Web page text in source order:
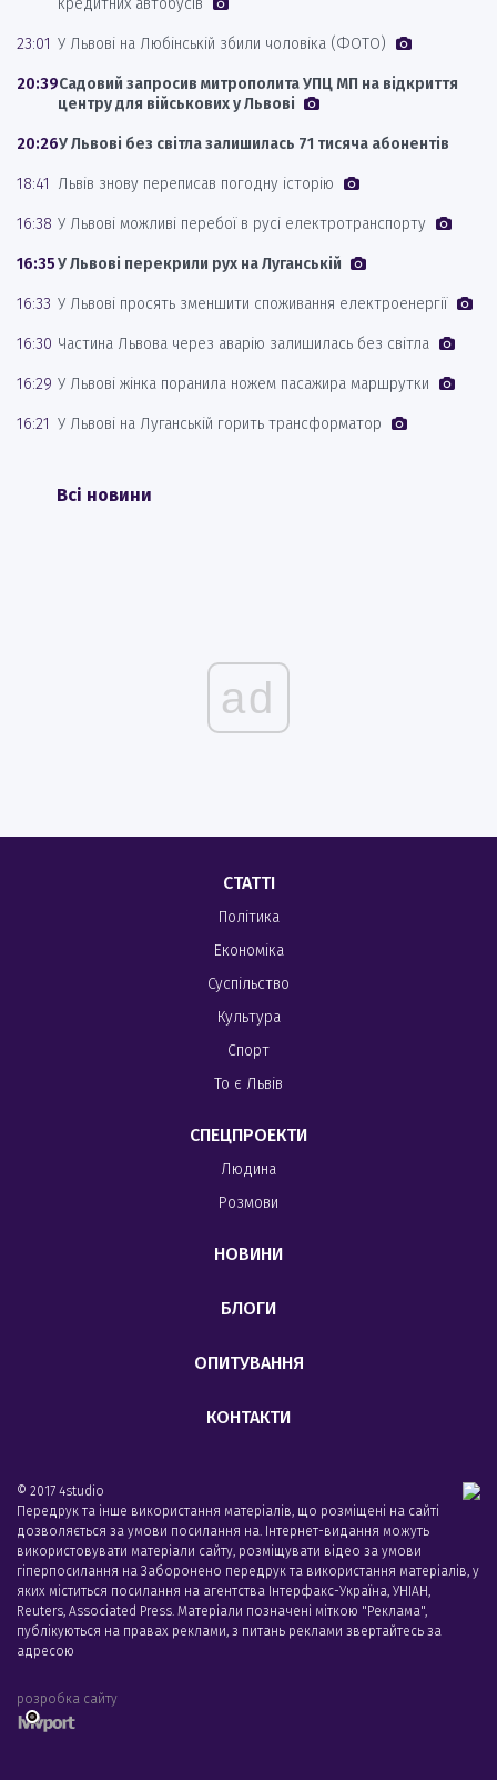
кредитних автобусів
23:01 У Львові на Любінській збили чоловіка (ФОТО)
20:39Садовий запросив митрополита УПЦ МП на відкриття
центру для військових у Львові
20:26У Львові без світла залишилась 71 тисяча абонентів
18:41 Львів знову переписав погодну історію
16:38 У Львові можливі перебої в русі електротранспорту
16:35У Львові перекрили рух на Луганській
16:33 У Львові просять зменшити споживання електроенергії
16:30 Частина Львова через аварію залишилась без світла
16:29 У Львові жінка поранила ножем пасажира маршрутки
16:21 У Львові на Луганській горить трансформатор
Всі новини
ad
СТАТТІ
Політика
Економіка
Суспільство
Культура
Спорт
То є Львів
СПЕЦПРОЕКТИ
Людина
Розмови
НОВИНИ
БЛОГИ
ОПИТУВАННЯ
КОНТАКТИ
© 2017 4studio
Передрук та інше використання матеріалів, що розміщені на сайті
дозволяється за умови посилання на. Інтернет-видання можуть
використовувати матеріали сайту, розміщувати відео за умови
гіперпосилання на Заборонено передрук та використання матеріалів, у
яких міститься посилання на агентства Iнтерфакс-Україна, УНIАН,
Reuters, Associated Press. Матеріали позначені міткою "Реклама",
публікуються на правах реклами, з питань реклами звертайтесь за
адресою
розробка сайту